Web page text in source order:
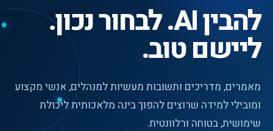
להבין AI. לבחור נכון.
ליישם טוב.
מאמרים, מדריכים ותשובות מעשיות למנהלים, אנשי מקצוע
ומובילי למידה שרוצים להפוך בינה מלאכותית ליכולת
שימושית, בטוחה ורלוונטית.